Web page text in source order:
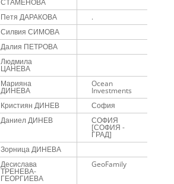
СТАМЕНОВА
Петя ДАРАКОВА .
Силвия СИМОВА
Далия ПЕТРОВА
Людмила
ЦАНЕВА
Марияна
ДИНЕВА
Ocean
Investments
Кристиян ДИНЕВ София
Даниел ДИНЕВ СОФИЯ
[СОФИЯ -
ГРАД]
Зорница ДИНЕВА
Десислава
ТРЕНЕВА-
ГЕОРГИЕВА
GeoFamily